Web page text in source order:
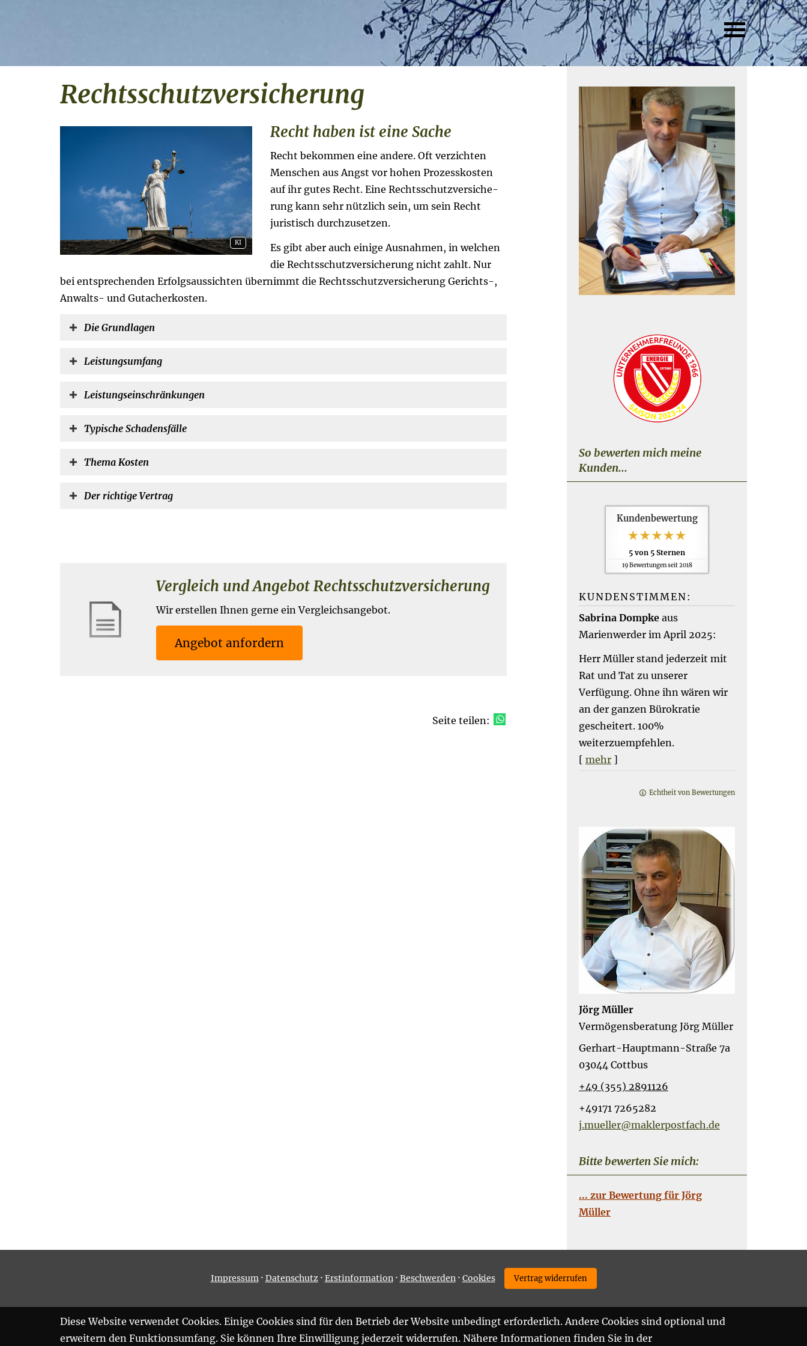
So bewerten mich meine
Kunden...
Kundenbewertung
5 von 5 Sternen
19Bewertungen seit 2018
KUNDENSTIMMEN:
Sabrina Dompke aus
Marienwerder im April 2025:
Herr Müller stand jederzeit mit
Rat und Tat zu unserer
Verfügung. Ohne ihn wären wir
an der ganzen Bürokratie
gescheitert. 100%
weiterzuempfehlen.
[ mehr ]
Echtheit von Bewertungen
Jörg Müller
Vermögensberatung Jörg Müller
Gerhart-Hauptmann-Straße 7a
03044 Cottbus
+49 (355) 2891126
+49171 7265282
j.mueller@maklerpostfach.de
Bitte bewerten Sie mich:
... zur Bewertung für Jörg
Müller
Rechts­schutz­ver­si­che­rung
KI
Recht haben ist eine Sache
Recht bekommen eine andere. Oft verzichten
Menschen aus Angst vor hohen Prozesskosten
auf ihr gutes Recht. Eine Rechts­schutz­ver­si­che­
rung kann sehr nützlich sein, um sein Recht
juristisch durchzusetzen.
Es gibt aber auch einige Ausnahmen, in welchen
die Rechts­schutz­ver­si­che­rung nicht zahlt. Nur
bei entsprechenden Erfolgsaussichten übernimmt die Rechts­schutz­ver­si­che­rung Gerichts-,
Anwalts- und Gutacherkosten.
Die Grundlagen
Leistungsumfang
Leistungseinschränkungen
Typische Schadensfälle
Thema Kosten
Der richtige Vertrag
Vergleich und Angebot Rechts­schutz­ver­si­che­rung
Wir erstellen Ihnen gerne ein Vergleichsangebot.
An­ge­bot an­for­dern
Seite teilen:
Impressum · Datenschutz· Erstinformation · Beschwerden · Cookies Vertrag widerrufen
Diese Website verwendet Cookies. Einige Cookies sind für den Betrieb der Website unbedingt erforderlich. Andere Cookies sind optional und
erweitern den Funktionsumfang. Sie können Ihre Einwilligung jederzeit widerrufen. Nähere Informationen finden Sie in der